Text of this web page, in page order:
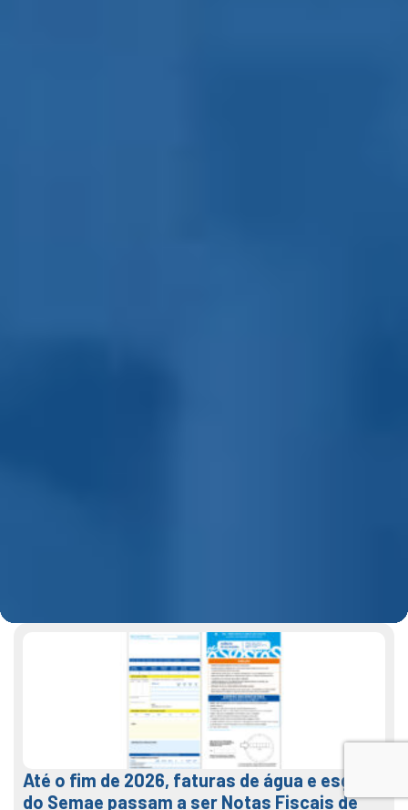
Até o fim de 2026, faturas de água e esgoto
do Semae passam a ser Notas Fiscais de